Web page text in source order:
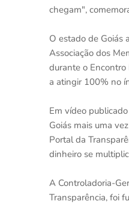
chegam",
O estado de Goiás
Associação dos
durante o Encontro
a atingir 100% no
Em vídeo
Goiás mais uma
Portal da
dinheiro se
A Controladoria-
Transparência, foi